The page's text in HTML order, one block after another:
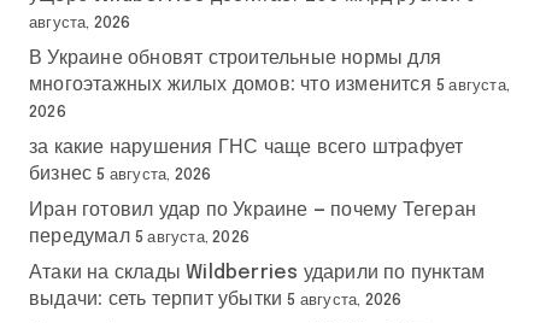
августа, 2026
В Украине обновят строительные нормы для
многоэтажных жилых домов: что изменится 5 августа,
2026
за какие нарушения ГНС чаще всего штрафует
бизнес 5 августа, 2026
Иран готовил удар по Украине — почему Тегеран
передумал 5 августа, 2026
Атаки на склады Wildberries ударили по пунктам
выдачи: сеть терпит убытки 5 августа, 2026